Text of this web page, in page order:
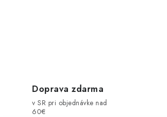
Doprava zdarma
v SR pri objednávke nad
60€